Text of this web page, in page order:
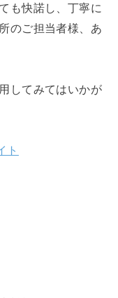
も快諾し、丁寧に
のご担当者様、あ
してみてはいかが
ト